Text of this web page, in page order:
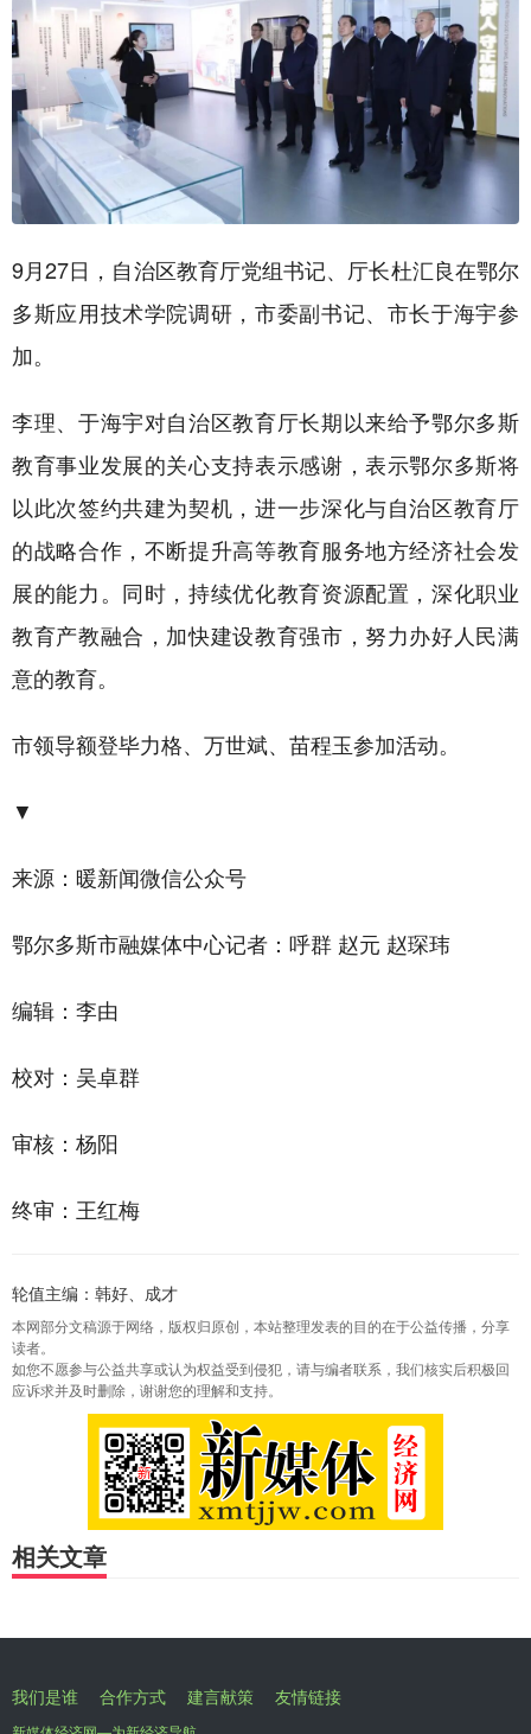
9月27日，自治区教育厅党组书记、厅长杜汇良在鄂尔
多斯应用技术学院调研，市委副书记、市长于海宇参
加。
李理、于海宇对自治区教育厅长期以来给予鄂尔多斯
教育事业发展的关心支持表示感谢，表示鄂尔多斯将
以此次签约共建为契机，进一步深化与自治区教育厅
的战略合作，不断提升高等教育服务地方经济社会发
展的能力。同时，持续优化教育资源配置，深化职业
教育产教融合，加快建设教育强市，努力办好人民满
意的教育。
市领导额登毕力格、万世斌、苗程玉参加活动。
▼
来源：暖新闻微信公众号
鄂尔多斯市融媒体中心记者：呼群 赵元 赵琛玮
编辑：李由
校对：吴卓群
审核：杨阳
终审：王红梅
轮值主编：韩好、成才
本网部分文稿源于网络，版权归原创，本站整理发表的目的在于公益传播，分享
读者。
如您不愿参与公益共享或认为权益受到侵犯，请与编者联系，我们核实后积极回
应诉求并及时删除，谢谢您的理解和支持。
相关文章
我们是谁 合作方式 建言献策 友情链接